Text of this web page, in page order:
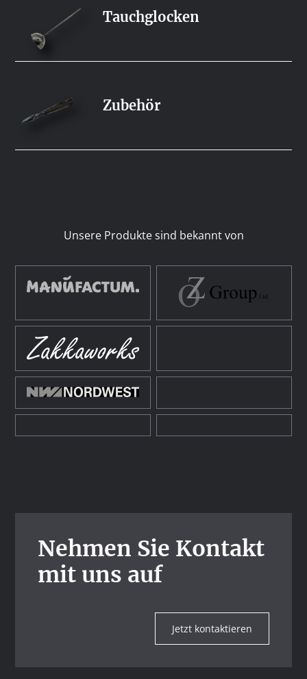
Tauchglocken
Zubehör
Unsere Produkte sind bekannt von
Nehmen Sie Kontakt
mit uns auf
Jetzt kontaktieren